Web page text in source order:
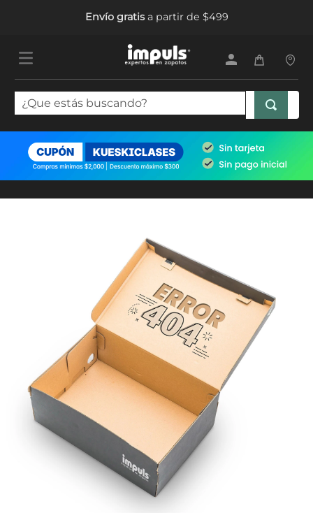
Envío gratisa partir de $499
¿Que estás buscando?
TÉRMINOS MÁS BUSCADOS
.
tenis mujer